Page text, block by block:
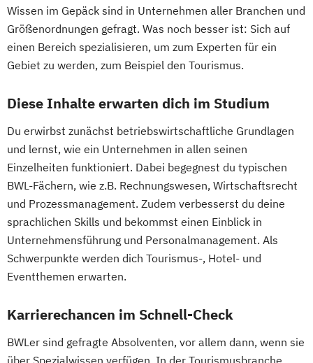
Wissen im Gepäck sind in Unternehmen aller Branchen und
Größenordnungen gefragt. Was noch besser ist: Sich auf
einen Bereich spezialisieren, um zum Experten für ein
Gebiet zu werden, zum Beispiel den Tourismus.
Diese Inhalte erwarten dich im Studium
Du erwirbst zunächst betriebswirtschaftliche Grundlagen
und lernst, wie ein Unternehmen in allen seinen
Einzelheiten funktioniert. Dabei begegnest du typischen
BWL-Fächern, wie z.B. Rechnungswesen, Wirtschaftsrecht
und Prozessmanagement. Zudem verbesserst du deine
sprachlichen Skills und bekommst einen Einblick in
Unternehmensführung und Personalmanagement. Als
Schwerpunkte werden dich Tourismus-, Hotel- und
Eventthemen erwarten.
Karrierechancen im Schnell-Check
BWLer sind gefragte Absolventen, vor allem dann, wenn sie
über Spezialwissen verfügen. In der Tourismusbranche